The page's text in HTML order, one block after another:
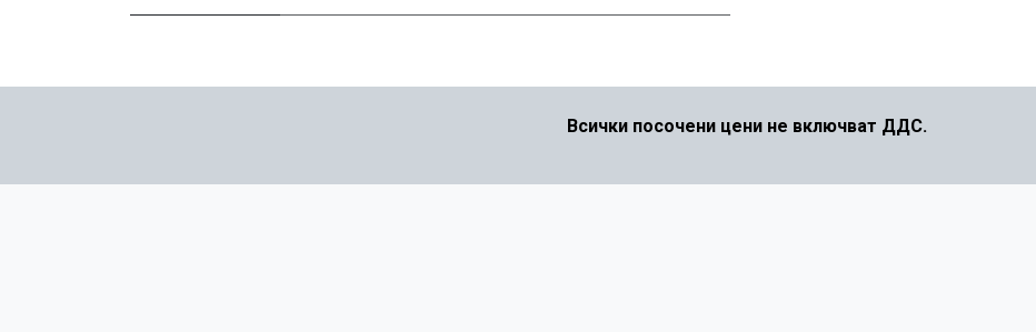
Всички посочени цени не включват ДДС.